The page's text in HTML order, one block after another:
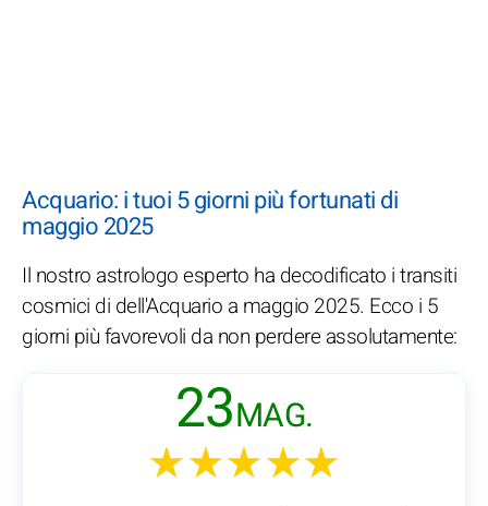
Acquario: i tuoi 5 giorni più fortunati di
maggio 2025
Il nostro astrologo esperto ha decodificato i transiti
cosmici di dell'Acquario a maggio 2025. Ecco i 5
giorni più favorevoli da non perdere assolutamente:
23MAG.
★★★★★